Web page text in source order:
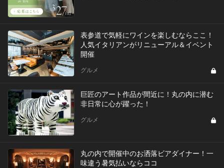
表参道で気軽にワインを楽しむならここ！
人気イタリアンがリニューアル＆イベント
開催
グルメ
巨匠のアート作品が間近に！丸の内に潜む
非日常に心が躍った！
グルメ
丸の内で開催中のお洒落ビアダイナー！一
味違う暑気払いならココ